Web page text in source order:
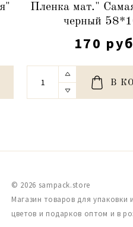
Пленка мат."
черный
170
В
© 2026 sampack.store
Магазин товаров для
цветов и подарков оптом и в